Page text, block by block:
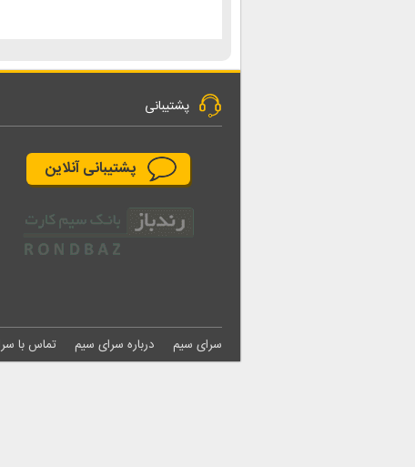
پشتیبانی
پشتیبانی آنلاین
سرای سیم درباره سرای سیم تماس با